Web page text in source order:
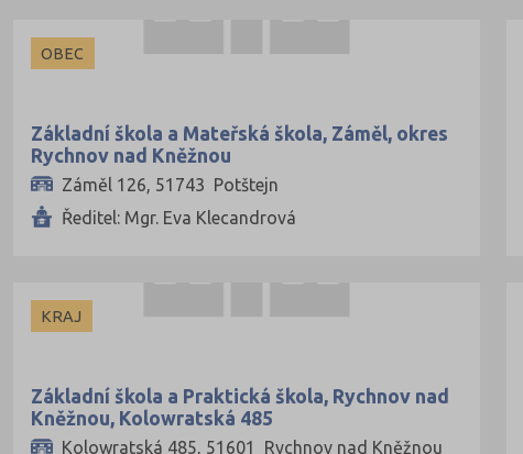
OBEC
Základní škola a Mateřská škola, Záměl, okres
Rychnov nad Kněžnou
Záměl 126, 51743 Potštejn
Ředitel: Mgr. Eva Klecandrová
KRAJ
Základní škola a Praktická škola, Rychnov nad
Kněžnou, Kolowratská 485
Kolowratská 485, 51601 Rychnov nad Kněžnou